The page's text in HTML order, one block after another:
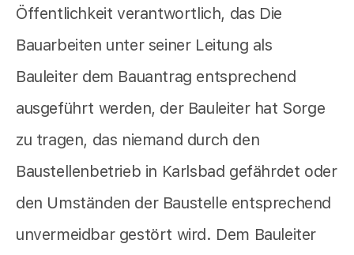
Öffentlichkeit verantwortlich, das Die
Bauarbeiten unter seiner Leitung als
Bauleiter dem Bauantrag entsprechend
ausgeführt werden, der Bauleiter hat Sorge
zu tragen, das niemand durch den
Baustellenbetrieb in Karlsbad gefährdet oder
den Umständen der Baustelle entsprechend
unvermeidbar gestört wird. Dem Bauleiter